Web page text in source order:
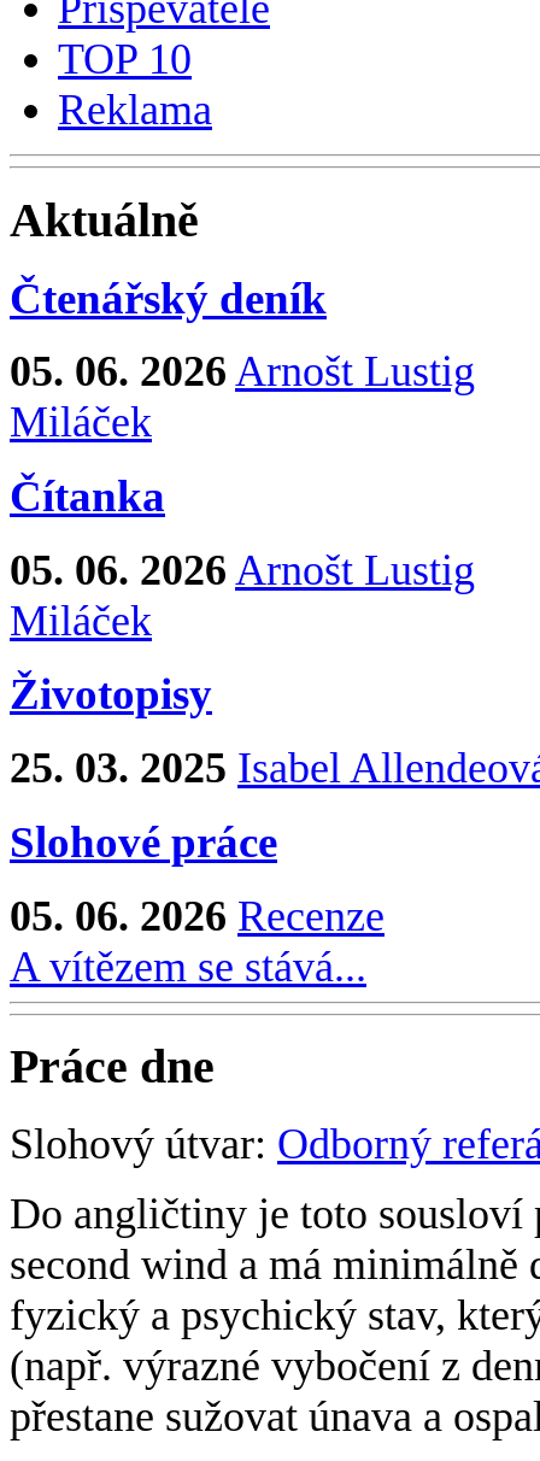
TOP 10
Reklama
Aktuálně
Čtenářský deník
05. 06. 2026 Arnošt Lustig
Miláček
Čítanka
05. 06. 2026 Arnošt Lustig
Miláček
Životopisy
25. 03. 2025 Isabel
Slohové práce
05. 06. 2026 Recenze
A vítězem se stává...
Práce dne
Slohový útvar: Odborný
Do angličtiny je toto sousloví
second wind a má
fyzický a psychický stav,
(např. výrazné vybočení z
přestane sužovat únava a